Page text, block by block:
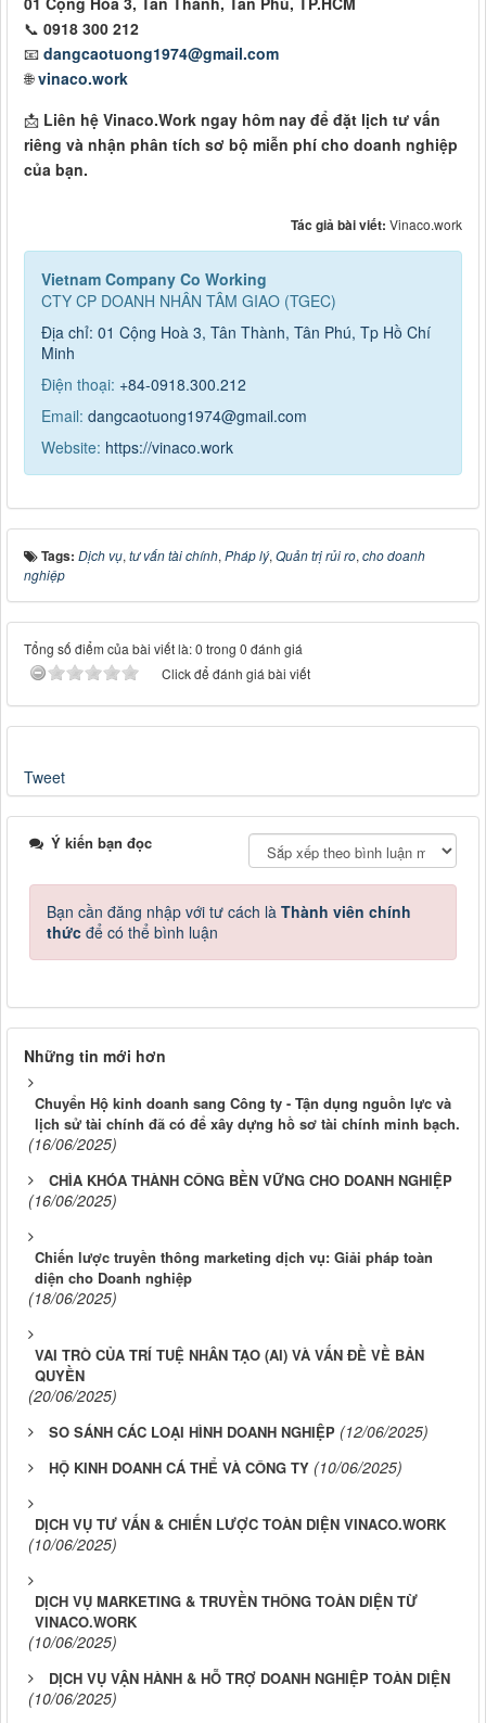
📞 0918 300 212
📧 dangcaotuong1974@gmail.com
🌐vinaco.work
📩 Liên hệ Vinaco.Work ngay hôm nay để đặt lịch tư vấn
riêng và nhận phân tích sơ bộ miễn phí cho doanh nghiệp
của bạn.
Tác giả bài viết: Vinaco.work
Vietnam Company Co Working
CTY CP DOANH NHÂN TÂM GIAO (TGEC)
Địa chỉ: 01 Cộng Hoà 3, Tân Thành, Tân Phú, Tp Hồ Chí
Minh
Điện thoại: +84-0918.300.212
Email: dangcaotuong1974@gmail.com
Website: https://vinaco.work
Tags: Dịch vụ, tư vấn tài chính, Pháp lý, Quản trị rủi ro, cho doanh
nghiệp
Tổng số điểm của bài viết là: 0 trong 0 đánh giá
Click để đánh giá bài viết
Tweet
Ý kiến bạn đọc
Bạn cần đăng nhập với tư cách là Thành viên chính
thức để có thể bình luận
Những tin mới hơn
Chuyển Hộ kinh doanh sang Công ty - Tận dụng nguồn lực và
lịch sử tài chính đã có để xây dựng hồ sơ tài chính minh bạch.
(16/06/2025)
CHÌA KHÓA THÀNH CÔNG BỀN VỮNG CHO DOANH NGHIỆP
(16/06/2025)
Chiến lược truyền thông marketing dịch vụ: Giải pháp toàn
diện cho Doanh nghiệp
(18/06/2025)
VAI TRÒ CỦA TRÍ TUỆ NHÂN TẠO (AI) VÀ VẤN ĐỀ VỀ BẢN
QUYỀN
(20/06/2025)
SO SÁNH CÁC LOẠI HÌNH DOANH NGHIỆP (12/06/2025)
HỘ KINH DOANH CÁ THỂ VÀ CÔNG TY (10/06/2025)
DỊCH VỤ TƯ VẤN & CHIẾN LƯỢC TOÀN DIỆN VINACO.WORK
(10/06/2025)
DỊCH VỤ MARKETING & TRUYỀN THÔNG TOÀN DIỆN TỪ
VINACO.WORK
(10/06/2025)
DỊCH VỤ VẬN HÀNH & HỖ TRỢ DOANH NGHIỆP TOÀN DIỆN
(10/06/2025)